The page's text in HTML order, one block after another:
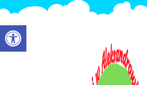
Otwórz pasek